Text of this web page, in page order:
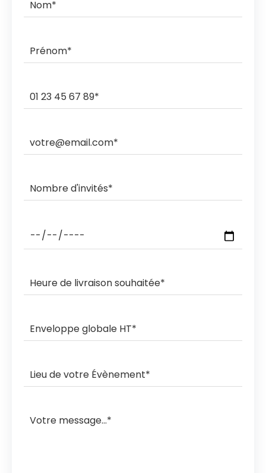
commande.
Les ramasses nocturnes sont également possibles
avec des coûts supplémentaires.